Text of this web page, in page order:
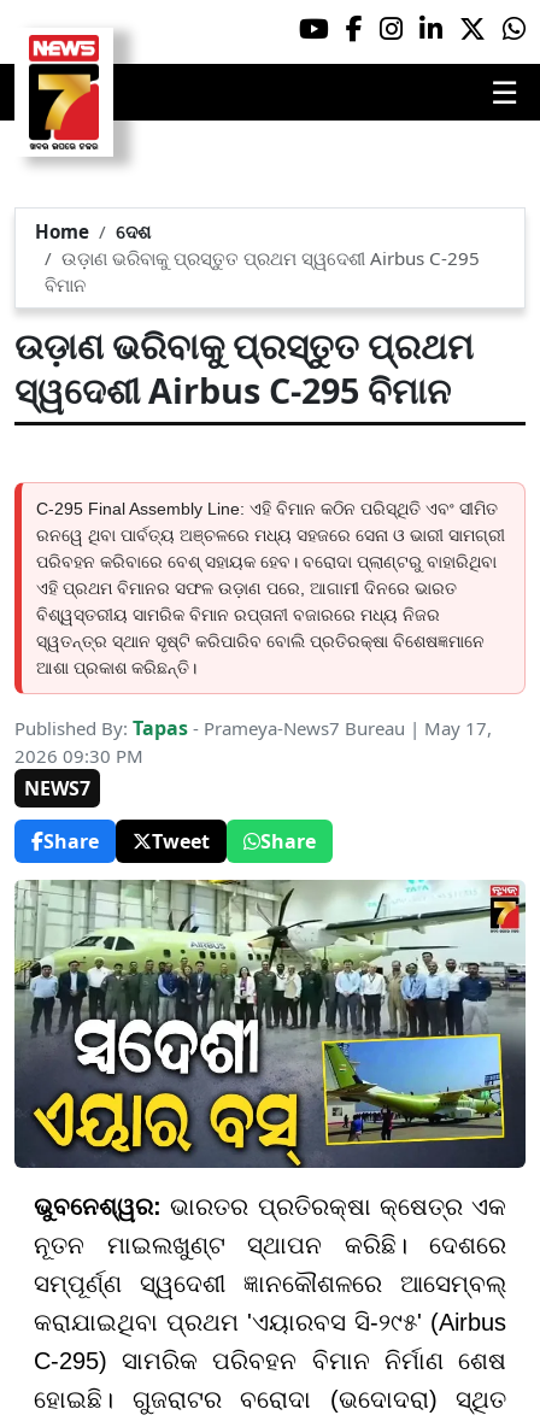
☰
Home
ଦେଶ
ଉଡ଼ାଣ ଭରିବାକୁ ପ୍ରସ୍ତୁତ ପ୍ରଥମ ସ୍ୱଦେଶୀ Airbus C-295
ବିମାନ
ଉଡ଼ାଣ ଭରିବାକୁ ପ୍ରସ୍ତୁତ ପ୍ରଥମ
ସ୍ୱଦେଶୀ Airbus C-295 ବିମାନ
C-295 Final Assembly Line: ଏହି ବିମାନ କଠିନ ପରିସ୍ଥିତି ଏବଂ ସୀମିତ
ରନୱେ ଥିବା ପାର୍ବତ୍ୟ ଅଞ୍ଚଳରେ ମଧ୍ୟ ସହଜରେ ସେନା ଓ ଭାରୀ ସାମଗ୍ରୀ
ପରିବହନ କରିବାରେ ବେଶ୍ ସହାୟକ ହେବ। ବରୋଦା ପ୍ଲାଣ୍ଟରୁ ବାହାରିଥିବା
ଏହି ପ୍ରଥମ ବିମାନର ସଫଳ ଉଡ଼ାଣ ପରେ, ଆଗାମୀ ଦିନରେ ଭାରତ
ବିଶ୍ୱସ୍ତରୀୟ ସାମରିକ ବିମାନ ରପ୍ତାନୀ ବଜାରରେ ମଧ୍ୟ ନିଜର
ସ୍ୱତନ୍ତ୍ର ସ୍ଥାନ ସୃଷ୍ଟି କରିପାରିବ ବୋଲି ପ୍ରତିରକ୍ଷା ବିଶେଷଜ୍ଞମାନେ
ଆଶା ପ୍ରକାଶ କରିଛନ୍ତି।
Published By: Tapas - Prameya-News7 Bureau | May 17,
2026 09:30 PM
NEWS7
Share
Tweet Share
ଭୁବନେଶ୍ୱର: ଭାରତର ପ୍ରତିରକ୍ଷା କ୍ଷେତ୍ର ଏକ
ନୂତନ ମାଇଲଖୁଣ୍ଟ ସ୍ଥାପନ କରିଛି। ଦେଶରେ
ସମ୍ପୂର୍ଣ୍ଣ ସ୍ୱଦେଶୀ ଜ୍ଞାନକୌଶଳରେ ଆସେମ୍ବଲ୍
କରାଯାଇଥିବା ପ୍ରଥମ 'ଏୟାରବସ ସି-୨୯୫' (Airbus
C-295) ସାମରିକ ପରିବହନ ବିମାନ ନିର୍ମାଣ ଶେଷ
ହୋଇଛି। ଗୁଜରାଟର ବରୋଦା (ଭଦୋଦରା) ସ୍ଥିତ